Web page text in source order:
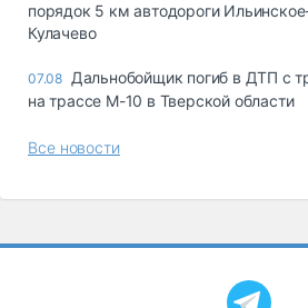
порядок 5 км автодороги
Кулачево
07.08 Дальнобойщик погиб в ДТП с
на трассе М-10 в Тверской области
Все новости